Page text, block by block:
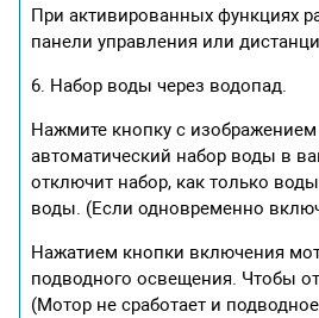
При активированных функциях
панели управления или
6. Набор воды через водопад.
Нажмите кнопку с
автоматический набор воды в
отключит набор, как только
воды. (Если одновременно
Нажатием кнопки включения
подводного освещения. Чтобы
(Мотор не сработает и